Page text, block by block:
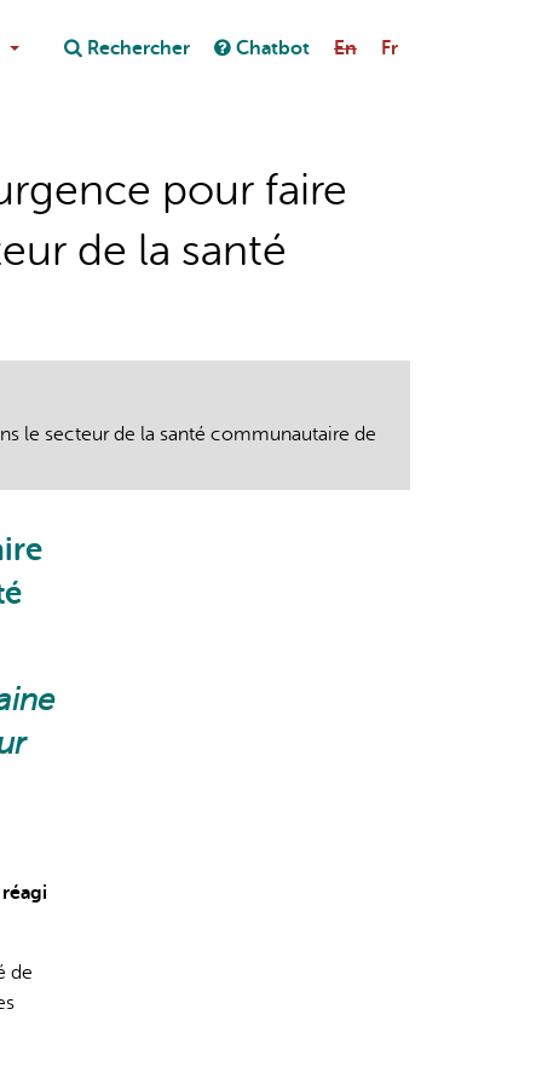
au chatbot
incorrectes, veuillez donc vérifier toute réponse.
Rechercher Chatbot En Fr
pour faire
de la santé
le secteur de la santé communautaire de
de